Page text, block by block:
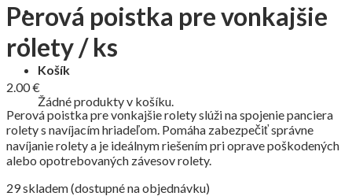
Košík
Žádné produkty v košíku.
Perová poistka pre vonkajšie
rolety / ks
2.00€
Perová poistka pre vonkajšie rolety slúži na spojenie panciera
rolety s navíjacím hriadeľom. Pomáha zabezpečiť správne
navíjanie rolety a je ideálnym riešením pri oprave poškodených
alebo opotrebovaných závesov rolety.
29 skladem (dostupné na objednávku)